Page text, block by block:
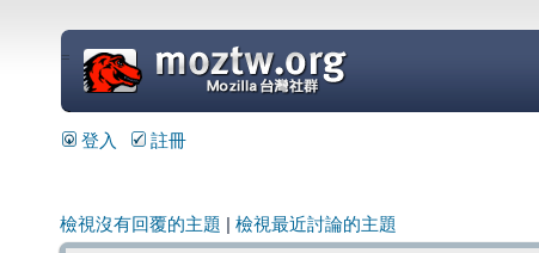
=
登入 註冊
檢視沒有回覆的主題 檢視最近討論的主題